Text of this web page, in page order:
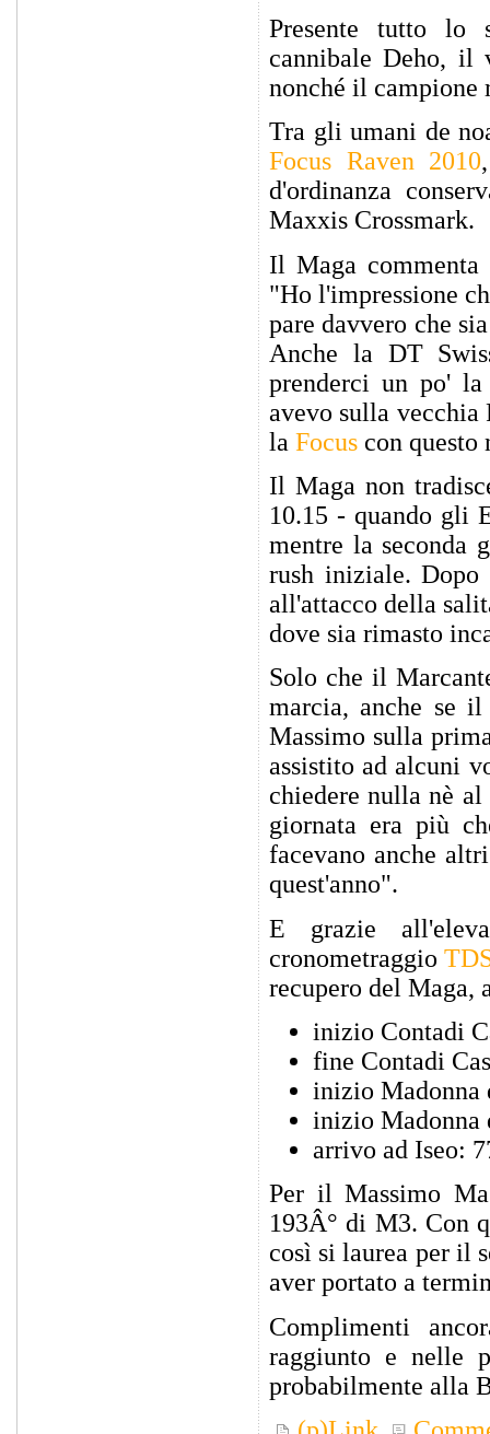
Presente tutto lo
cannibale Deho, il
nonché il campione
Tra gli umani de
Focus Raven 2010
d'ordinanza
Maxxis Crossmark.
Il Maga
"Ho l'impressione
pare davvero che
Anche la DT
prenderci un po'
avevo sulla vecchia
la Focus con questo
Il Maga non
10.15 - quando gli
mentre la seconda
rush iniziale. Dopo
all'attacco della
dove sia rimasto
Solo che il
marcia, anche se
Massimo sulla
assistito ad alcuni
chiedere nulla nè
giornata era più
facevano anche
quest'anno".
E grazie
cronometraggio
recupero del Maga,
inizio Contadi
fine Contadi
inizio Madonna
inizio Madonna
arrivo ad Iseo:
Per il Massimo
193Â° di M3. Con
così si laurea per il
aver portato a
Complimenti
raggiunto e nelle
probabilmente alla